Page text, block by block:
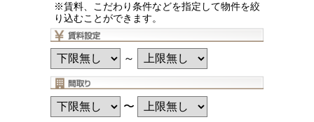
※賃料、こだわり条件などを指定して物件を絞
り込むことができます。
～
〜